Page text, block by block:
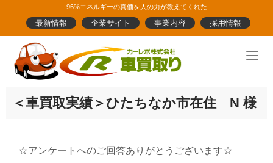
content
-96%エネルギーの真価を人の力が教えてくれた-
最新情報 企業サイト 事業内容 採用情報
＜車買取実績＞ひたちなか市在住 N 様
☆アンケートへのご回答ありがとうございます☆